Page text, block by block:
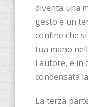
diventa una
gesto è un
confine che
tua mano
l'autore, e in
condensata
La terza